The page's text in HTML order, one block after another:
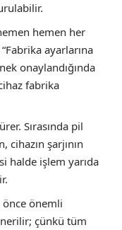
hemen her
ayarlarına
onaylandığında
fabrika
Sırasında pil
şarjının
halde işlem yarıda
önce önemli
çünkü tüm